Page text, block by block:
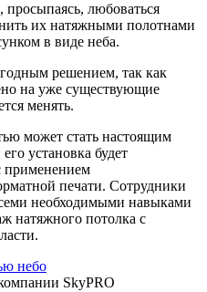
любоваться
их натяжными полотнами
в виде неба.
решением, так как
на уже существующие
менять.
может стать настоящим
установка будет
применением
печати. Сотрудники
необходимыми навыками
натяжного потолка с
SkyPRO